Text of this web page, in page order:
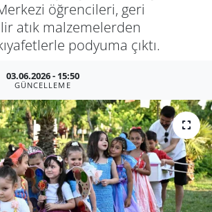
öğrencileri, geri
atık malzemelerden
podyuma çıktı.
03.06.2026 - 15:50
GÜNCELLEME